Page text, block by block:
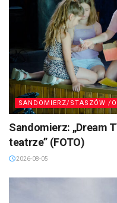
SANDOMIERZ/STASZÓW /
Sandomierz: „Dream
teatrze” (FOTO)
2026-08-05